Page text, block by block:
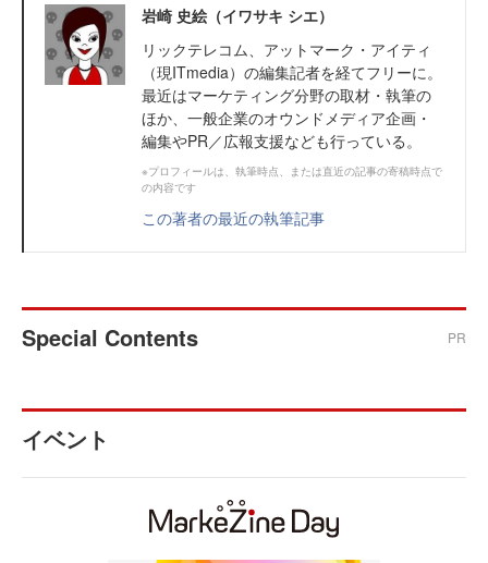
岩崎 史絵（イワサキ シエ）
リックテレコム、アットマーク・アイティ
（現ITmedia）の編集記者を経てフリーに。
最近はマーケティング分野の取材・執筆の
ほか、一般企業のオウンドメディア企画・
編集やPR／広報支援なども行っている。
※プロフィールは、執筆時点、または直近の記事の寄稿時点で
の内容です
この著者の最近の執筆記事
Special Contents PR
イベント